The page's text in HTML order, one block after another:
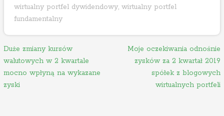
wirtualny portfel dywidendowy, wirtualny portfel
fundamentalny
N
a
w
Duże zmiany kursów
walutowych w 2 kwartale
mocno wpłyną na wykazane
zyski
Moje oczekiwania odnośnie
zysków za 2 kwartał 2019
spółek z blogowych
wirtualnych portfeli